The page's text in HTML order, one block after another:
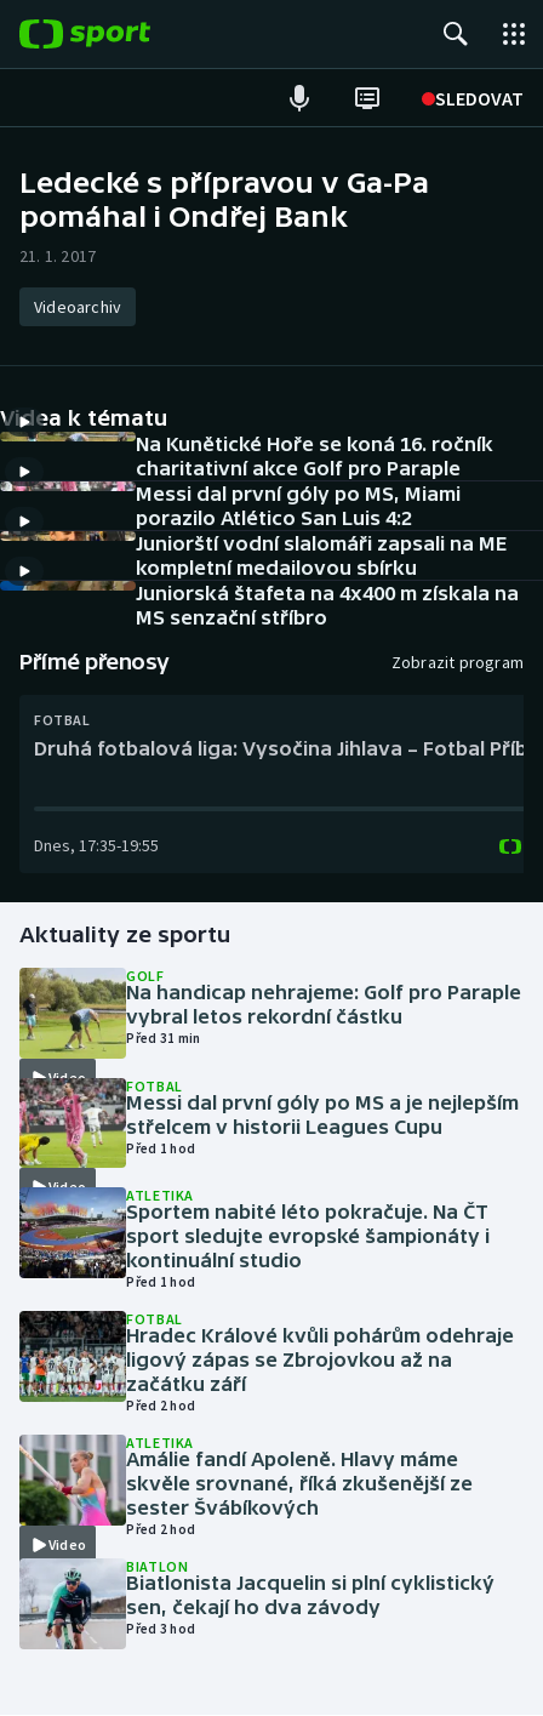
SLEDOVAT
Hokej
Atletika
DALŠÍ SPORTY
Americký fotbal
Baseball a softbal
Biatlon
Boby a skeleton
Curling
Dostihy
Florbal
Futsal
Golf
Gymnastika
Házená
Jezdectví
Judo
Krasobruslení
Lezení
Lyže a snowboard
Moderní pětiboj
Motorsport
NEPŘEHLÉDNĚTE
Historické návraty
Aplikace ČT sport
AZ kvíz
Ledecké s přípravou v Ga-Pa
pomáhal i Ondřej Bank
21. 1. 2017
Videoarchiv
Videa k tématu
Na Kunětické Hoře se koná 16. ročník
charitativní akce Golf pro Paraple
Messi dal první góly po MS, Miami
porazilo Atlético San Luis 4:2
Juniorští vodní slalomáři zapsali na ME
kompletní medailovou sbírku
Juniorská štafeta na 4x400 m získala na
MS senzační stříbro
Přímé přenosy Zobrazit program
FOTBAL
Druhá fotbalová liga: Vysočina Jihlava – Fotbal
Dnes, 17:35-19:55
Aktuality ze sportu
Video
GOLF
Na handicap nehrajeme: Golf pro Paraple
vybral letos rekordní částku
Před 31 min
Video
FOTBAL
Messi dal první góly po MS a je nejlepším
střelcem v historii Leagues Cupu
Před 1 hod
ATLETIKA
Sportem nabité léto pokračuje. Na ČT
sport sledujte evropské šampionáty i
kontinuální studio
Před 1 hod
FOTBAL
Hradec Králové kvůli pohárům odehraje
ligový zápas se Zbrojovkou až na
začátku září
Před 2 hod
Video
ATLETIKA
Amálie fandí Apoleně. Hlavy máme
skvěle srovnané, říká zkušenější ze
sester Švábíkových
Před 2 hod
BIATLON
Biatlonista Jacquelin si plní cyklistický
sen, čekají ho dva závody
Před 3 hod